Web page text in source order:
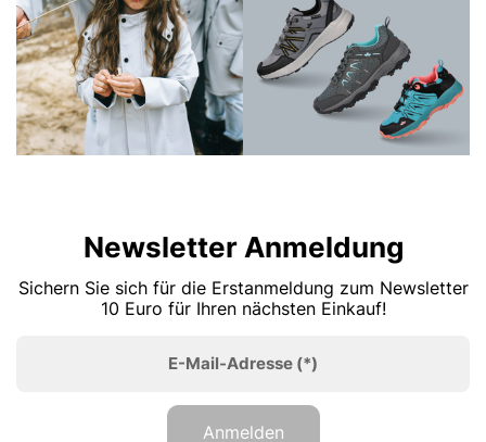
Newsletter Anmeldung
Sichern Sie sich für die Erstanmeldung zum Newsletter
10 Euro für Ihren nächsten Einkauf!
E-Mail-Adresse (*)
Anmelden